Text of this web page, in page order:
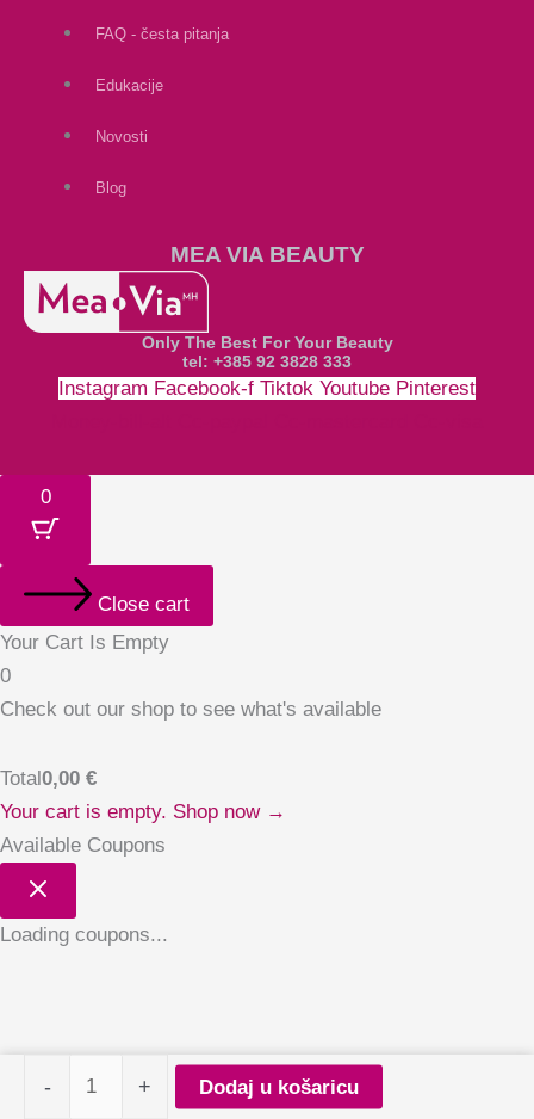
FAQ - česta pitanja
Edukacije
Novosti
Blog
MEA VIA BEAUTY
Only The Best For Your Beauty
tel: +385 92 3828 333
Instagram Facebook-f Tiktok Youtube Pinterest
0
Close cart
Your Cart Is Empty
0
Check out our shop to see what's available
Total0,00 €
Your cart is empty. Shop now →
Available Coupons
Loading coupons...
- + Dodaj u košaricu